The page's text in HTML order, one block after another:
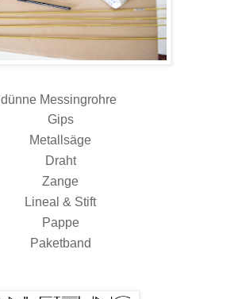
dünne Messingrohre
Gips
Metallsäge
Draht
Zange
Lineal & Stift
Pappe
Paketband